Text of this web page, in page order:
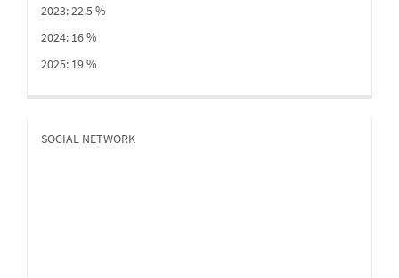
2023: 22.5 %
2024: 16 %
2025: 19 %
SOCIAL NETWORK